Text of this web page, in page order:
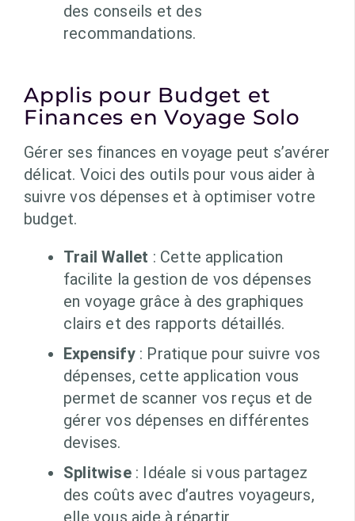
des conseils et des
recommandations.
Applis pour Budget et
Finances en Voyage Solo
Gérer ses finances en voyage peut s’avérer
délicat. Voici des outils pour vous aider à
suivre vos dépenses et à optimiser votre
budget.
Trail Wallet : Cette application
facilite la gestion de vos dépenses
en voyage grâce à des graphiques
clairs et des rapports détaillés.
Expensify: Pratique pour suivre vos
dépenses, cette application vous
permet de scanner vos reçus et de
gérer vos dépenses en différentes
devises.
Splitwise: Idéale si vous partagez
des coûts avec d’autres voyageurs,
elle vous aide à répartir